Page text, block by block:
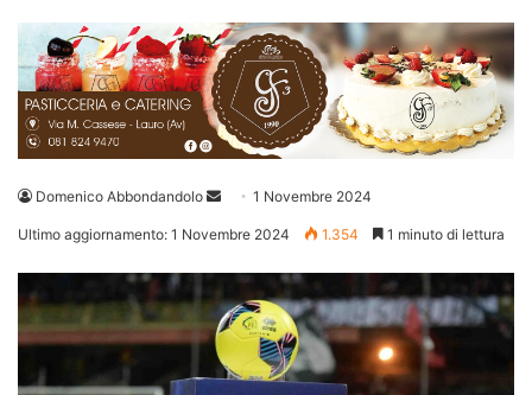
Domenico Abbondandolo
Invia 1 Novembre 2024
Ultimo aggiornamento: 1 Novembre 2024 1.354 1 minuto di lettura